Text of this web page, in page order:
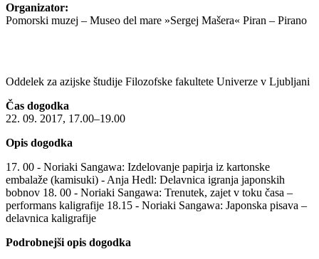
Organizator:
Pomorski muzej – Museo del mare »Sergej Mašera« Piran – Pirano
Oddelek za azijske študije Filozofske fakultete Univerze v Ljubljani
Čas dogodka
22. 09. 2017, 17.00–19.00
Opis dogodka
17. 00 - Noriaki Sangawa: Izdelovanje papirja iz kartonske
embalaže (kamisuki) - Anja Hedl: Delavnica igranja japonskih
bobnov 18. 00 - Noriaki Sangawa: Trenutek, zajet v toku časa –
performans kaligrafije 18.15 - Noriaki Sangawa: Japonska pisava –
delavnica kaligrafije
Podrobnejši opis dogodka